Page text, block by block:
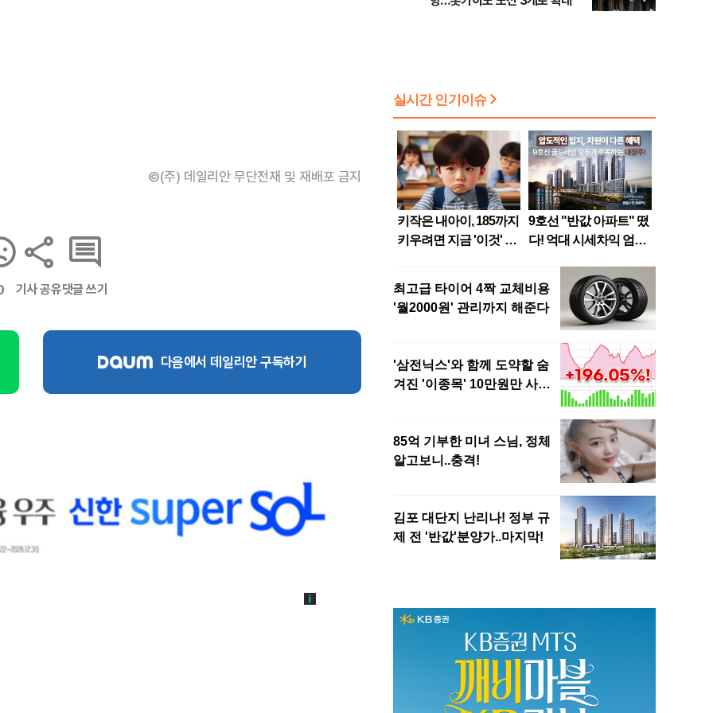
©(주) 데일리안 무단전재 및 재배포 금지
기사 공유댓글 쓰기
다음에서 데일리안 구독하기